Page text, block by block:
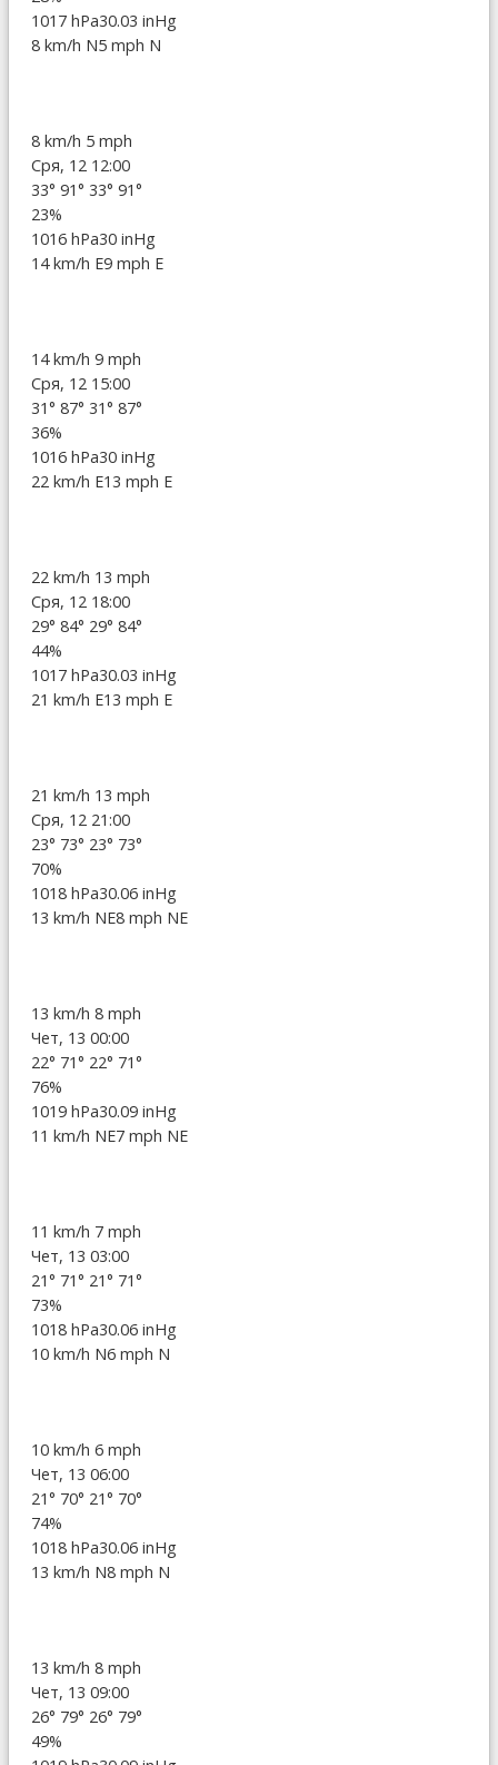
1017 hPa30.03 inHg
8 km/h N5 mph N
8 km/h 5 mph
Сря, 12 12:00
33° 91° 33° 91°
23%
1016 hPa30 inHg
14 km/h E9 mph E
14 km/h 9 mph
Сря, 12 15:00
31° 87° 31° 87°
36%
1016 hPa30 inHg
22 km/h E13 mph E
22 km/h 13 mph
Сря, 12 18:00
29° 84° 29° 84°
44%
1017 hPa30.03 inHg
21 km/h E13 mph E
21 km/h 13 mph
Сря, 12 21:00
23° 73° 23° 73°
70%
1018 hPa30.06 inHg
13 km/h NE8 mph NE
13 km/h 8 mph
Чет, 13 00:00
22° 71° 22° 71°
76%
1019 hPa30.09 inHg
11 km/h NE7 mph NE
11 km/h 7 mph
Чет, 13 03:00
21° 71° 21° 71°
73%
1018 hPa30.06 inHg
10 km/h N6 mph N
10 km/h 6 mph
Чет, 13 06:00
21° 70° 21° 70°
74%
1018 hPa30.06 inHg
13 km/h N8 mph N
13 km/h 8 mph
Чет, 13 09:00
26° 79° 26° 79°
49%